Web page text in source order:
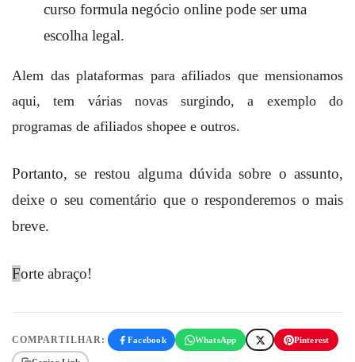
curso formula negócio online pode ser uma
escolha legal.
Alem das plataformas para afiliados que mensionamos
aqui, tem várias novas surgindo, a exemplo do
programas de afiliados shopee e outros.
Portanto, se restou alguma dúvida sobre o assunto,
deixe o seu comentário que o responderemos o mais
breve.
Forte abraço!
COMPARTILHAR: Facebook WhatsApp Pinterest